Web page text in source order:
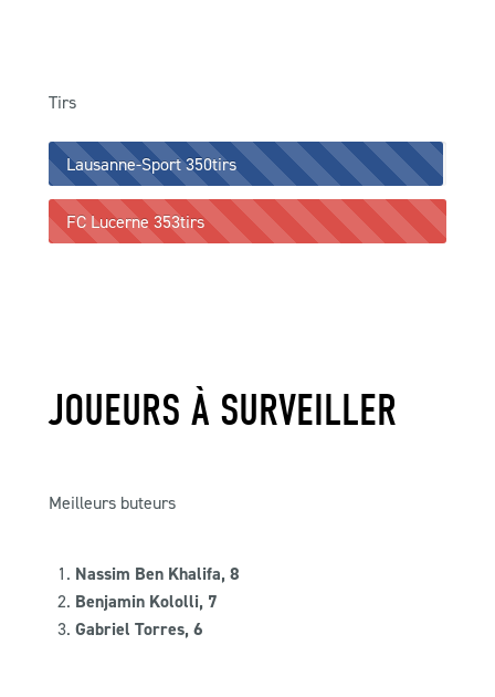
Tirs
Lausanne-Sport350tirs
FC Lucerne 353tirs
JOUEURS À SURVEILLER
Meilleurs buteurs
Nassim Ben Khalifa, 8
Benjamin Kololli, 7
Gabriel Torres, 6